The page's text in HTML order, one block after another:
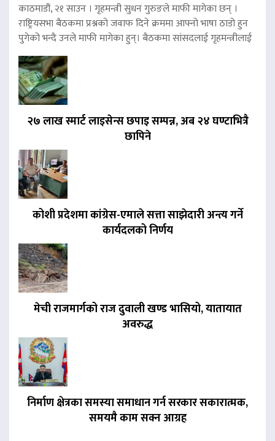
काठमाडौं, २१ साउन । गृहमन्त्री सुधन गुरुङले माफी मागेका छन् ।
राष्ट्रियसभा बैठकमा प्रश्नको जवाफ दिने क्रममा आफ्नो भाषा ठाडो हुन
पुगेको भन्दै उनले माफी मागेका हुन्। बैठकमा सांसदलाई गृहमन्त्रीलाई
२७ लाख स्मार्ट लाइसेन्स छपाइ सम्पन्न, अब २४ घण्टाभित्रै
छापिने
कोशी प्रदेशमा कांग्रेस-एमाले सत्ता साझेदारी अन्त्य गर्ने
कार्यदलको निर्णय
मेची राजमार्गको राज दुवाली खण्ड भासियो, यातायात
अवरुद्ध
निर्माण क्षेत्रका समस्या समाधान गर्न सरकार सकारात्मक,
समयमै काम सक्न आग्रह